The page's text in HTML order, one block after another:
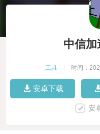
中信加
工具 时间：
安卓下载
安